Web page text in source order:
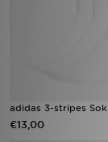
adidas 3-stripes
€13,00